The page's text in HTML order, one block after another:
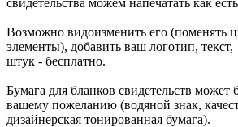
Возможно видоизменить его (поменять
элементы), добавить ваш логотип,
штук - бесплатно.
Бумага для бланков свидетельств
вашему пожеланию (водяной знак,
дизайнерская тонированная бумага).